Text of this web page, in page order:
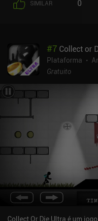
ganhamos mais uma das
jogo apresenta apenas uma
que não é um problema para
repetitivo em sessões mais
identificação rápida de
coelhos e os perigos
monetizado por anúncios
mas podem ser removidos
Também podemos assistir
uma vez por jogo ou para
há iAPs adicionais - todos
meio do jogo.Poor Bunny! é
embora muito simples,
para dois jogadores no
importa em ficar bem perto
SIMILAR 0
#7 Collect or
Plataforma
Gratuito
Collect Or Die Ultra é um